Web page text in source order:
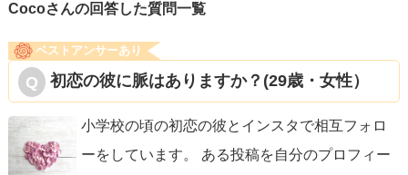
Cocoさんの回答した質問一覧
ベストアンサーあり
初恋の彼に脈はありますか？(29歳・女性）
小学校の頃の初恋の彼とインスタで相互フォロ
ーをしています。 ある投稿を自分のプロフィー